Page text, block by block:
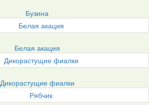
Бузина
Белая акация
Дикорастущие фиалки